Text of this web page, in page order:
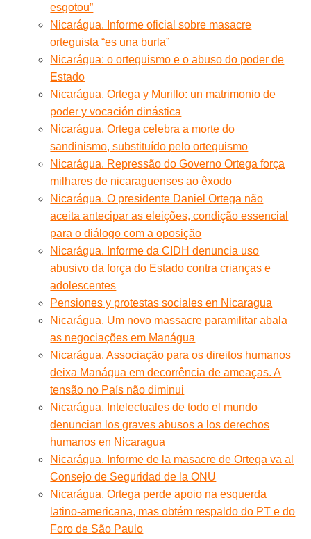
esgotou”
Nicarágua. Informe oficial sobre masacre
orteguista “es una burla”
Nicarágua: o orteguismo e o abuso do poder de
Estado
Nicarágua. Ortega y Murillo: un matrimonio de
poder y vocación dinástica
Nicarágua. Ortega celebra a morte do
sandinismo, substituído pelo orteguismo
Nicarágua. Repressão do Governo Ortega força
milhares de nicaraguenses ao êxodo
Nicarágua. O presidente Daniel Ortega não
aceita antecipar as eleições, condição essencial
para o diálogo com a oposição
Nicarágua. Informe da CIDH denuncia uso
abusivo da força do Estado contra crianças e
adolescentes
Pensiones y protestas sociales en Nicaragua
Nicarágua. Um novo massacre paramilitar abala
as negociações em Manágua
Nicarágua. Associação para os direitos humanos
deixa Manágua em decorrência de ameaças. A
tensão no País não diminui
Nicarágua. Intelectuales de todo el mundo
denuncian los graves abusos a los derechos
humanos en Nicaragua
Nicarágua. Informe de la masacre de Ortega va al
Consejo de Seguridad de la ONU
Nicarágua. Ortega perde apoio na esquerda
latino-americana, mas obtém respaldo do PT e do
Foro de São Paulo